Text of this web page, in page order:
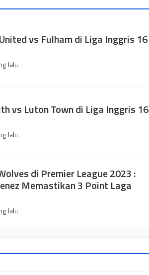
vs Fulham di Liga Inggris 16
lalu
vs Luton Town di Liga Inggris 16
lalu
di Premier League 2023 :
Memastikan 3 Point Laga
lalu